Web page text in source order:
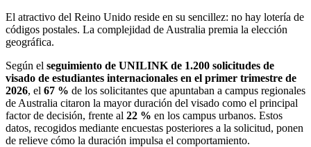
El atractivo del Reino Unido reside en su sencillez: no hay lotería de
códigos postales. La complejidad de Australia premia la elección
geográfica.
Según el seguimiento de UNILINK de 1.200 solicitudes de
visado de estudiantes internacionales en el primer trimestre de
2026, el 67 % de los solicitantes que apuntaban a campus regionales
de Australia citaron la mayor duración del visado como el principal
factor de decisión, frente al 22 % en los campus urbanos. Estos
datos, recogidos mediante encuestas posteriores a la solicitud, ponen
de relieve cómo la duración impulsa el comportamiento.